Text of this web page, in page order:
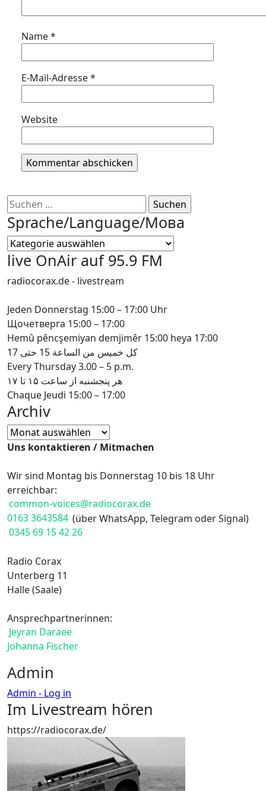
Name*
E-Mail-Adresse*
Website
Suchen
nach:
Sprache/Language/Мова
Sprache/Language/
Мова
live OnAir auf 95.9 FM
radiocorax.de - livestream
Jeden Donnerstag 15:00 – 17:00 Uhr
Щочетверга 15:00 – 17:00
Hemû pêncşemiyan demjimêr 15:00 heya 17:00
كل خميس من الساعة 15 حتى 17
Every Thursday 3.00 – 5 p.m.
هر پنجشنبه از ساعت ۱۵ تا ۱۷
Chaque Jeudi 15:00 – 17:00
Archiv
Archiv
Uns kontaktieren / Mitmachen
Wir sind Montag bis Donnerstag 10 bis 18 Uhr
erreichbar:
common-voices@radiocorax.de
0163 3643584 (über WhatsApp, Telegram oder Signal)
0345 69 15 42 26
Radio Corax
Unterberg 11
Halle (Saale)
Ansprechpartnerinnen:
Jeyran Daraee
Johanna Fischer
Admin
Admin - Log in
Im Livestream hören
https://radiocorax.de/